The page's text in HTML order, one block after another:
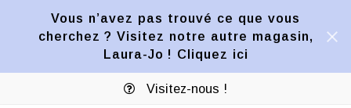
Vous n’avez pas trouvé ce que vous
cherchez ? Visitez notre autre magasin,
Laura-Jo ! Cliquez ici
Visitez-nous !